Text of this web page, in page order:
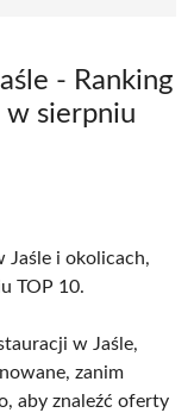
- Ranking
w sierpniu
Jaśle i okolicach,
TOP 10.
w Jaśle,
zanim
aby znaleźć oferty